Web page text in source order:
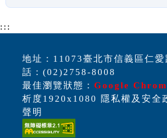
:::
地址：11073臺北市信義區仁
話：(02)2758-8008
最佳瀏覽狀態：Google
析度1920x1080 隱私權及安全
聲明